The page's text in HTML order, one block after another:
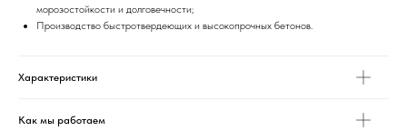
морозостойкости и долговечности;
Производство быстротвердеющих и высокопрочных бетонов.
Характеристики
Как мы работаем